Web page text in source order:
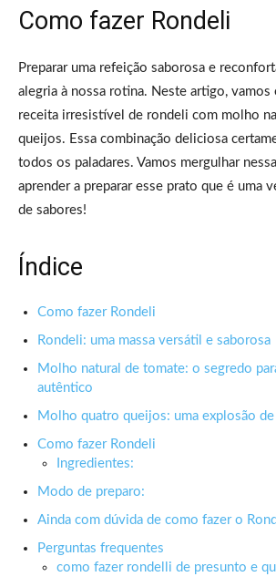
Como fazer Rondeli
Preparar uma refeição saborosa e
alegria à nossa rotina. Neste artigo, vamos
receita irresistível de rondeli com molho
queijos. Essa combinação deliciosa
todos os paladares. Vamos mergulhar
aprender a preparar esse prato que é uma
de sabores!
Índice
Como fazer Rondeli
Rondeli: uma massa versátil e saborosa
Molho natural de tomate: o segredo
autêntico
Molho quatro queijos: uma explosão de
Como fazer Rondeli
Ingredientes:
Modo de preparo:
Ainda com dúvida de como fazer o
Perguntas frequentes
como fazer rondelli de presunto e